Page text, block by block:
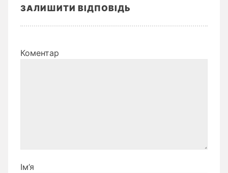
ЗАЛИШИТИ ВІДПОВІДЬ
Коментар
Ім’я